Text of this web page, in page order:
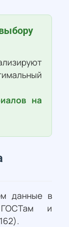
на
данные в
и